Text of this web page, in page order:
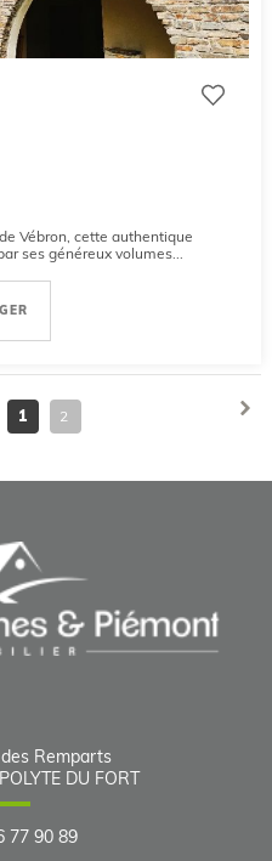
Vébron, cette authentique
ses généreux volumes...
1 2
Remparts
DU FORT
77 90 89